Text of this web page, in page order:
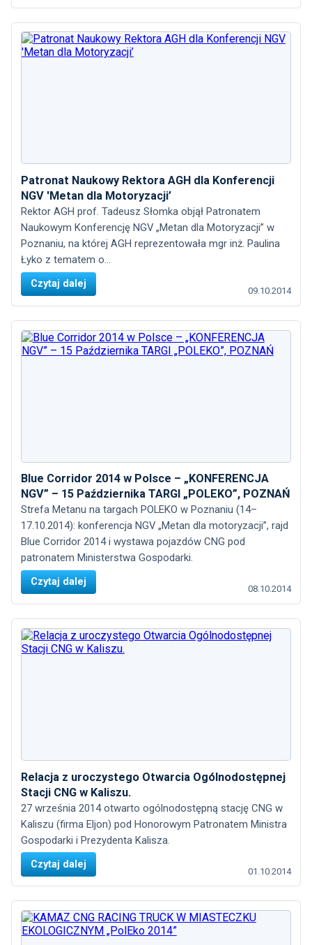
Patronat Naukowy Rektora AGH dla Konferencji
NGV 'Metan dla Motoryzacji’
Rektor AGH prof. Tadeusz Słomka objął Patronatem
Naukowym Konferencję NGV „Metan dla Motoryzacji” w
Poznaniu, na której AGH reprezentowała mgr inż. Paulina
Łyko z tematem o...
Czytaj dalej
09.10.2014
Blue Corridor 2014 w Polsce – „KONFERENCJA
NGV” – 15 Października TARGI „POLEKO”, POZNAŃ
Strefa Metanu na targach POLEKO w Poznaniu (14–
17.10.2014): konferencja NGV „Metan dla motoryzacji”, rajd
Blue Corridor 2014 i wystawa pojazdów CNG pod
patronatem Ministerstwa Gospodarki.
Czytaj dalej
08.10.2014
Relacja z uroczystego Otwarcia Ogólnodostępnej
Stacji CNG w Kaliszu.
27 września 2014 otwarto ogólnodostępną stację CNG w
Kaliszu (firma Eljon) pod Honorowym Patronatem Ministra
Gospodarki i Prezydenta Kalisza.
Czytaj dalej
01.10.2014